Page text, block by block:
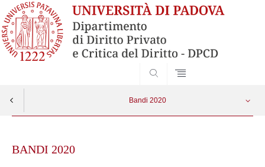
Bandi 2020
contentBANDI 2020